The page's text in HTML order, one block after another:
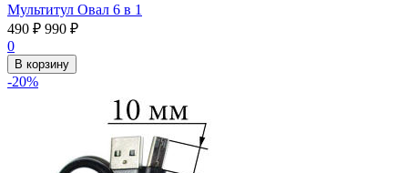
Мультитул Овал 6 в 1
490 ₽ 990 ₽
0
В корзину
-20%